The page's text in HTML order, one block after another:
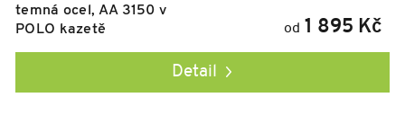
temná ocel, AA 3150 v
POLO kazetě
od 1 895 Kč
Detail